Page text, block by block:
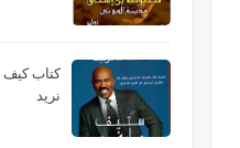
كتاب كيف
نريد